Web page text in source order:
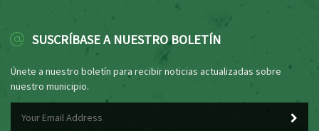
SUSCRÍBASE A NUESTRO BOLETÍN
Únete a nuestro boletín para recibir noticias actualizadas sobre
nuestro municipio.